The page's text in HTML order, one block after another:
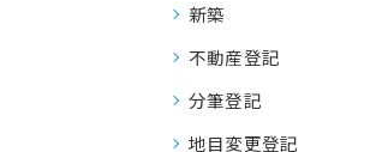
新築
不動産登記
分筆登記
地目変更登記